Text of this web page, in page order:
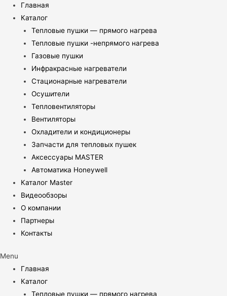
Главная
Каталог
Тепловые пушки — прямого нагрева
Тепловые пушки -непрямого нагрева
Газовые пушки
Инфракрасные нагреватели
Стационарные нагреватели
Осушители
Тепловентиляторы
Вентиляторы
Охладители и кондиционеры
Запчасти для тепловых пушек
Аксессуары MASTER
Автоматика Honeywell
Каталог Master
Видеообзоры
О компании
Партнеры
Контакты
Menu
Главная
Каталог
Тепловые пушки — прямого нагрева